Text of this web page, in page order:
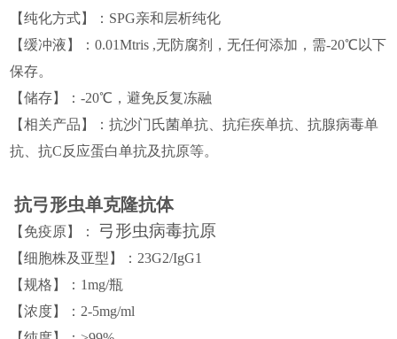
【纯化方式】 ： SPG亲和层析纯化
【缓冲液 】 ：0.01Mtris ,无防腐剂，无任何添加，需-20℃以下
保存。
【储存】 ：-20℃，避免反复冻融
【相关产品】
：抗沙门氏菌单抗、抗疟疾单抗、抗腺病毒单
抗、抗C反应蛋白单抗及抗原等。
抗弓形虫单克隆抗体
【免疫原】 ： 弓形虫病毒抗原
【细胞株及亚型 】
：23G2/IgG1
【规格 】 ： 1mg/瓶
【浓度】 ： 2-5mg/ml